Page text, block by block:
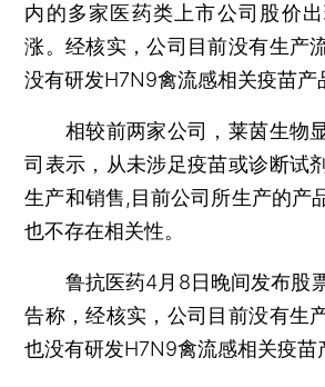
内的多家医药类上市公司股价
涨。经核实，公司目前没有生产
没有研发H7N9禽流感相关疫苗产
相较前两家公司，莱茵生物
司表示，从未涉足疫苗或诊断试
生产和销售,目前公司所生产的产
也不存在相关性。
鲁抗医药4月8日晚间发布股
告称，经核实，公司目前没有生
也没有研发H7N9禽流感相关疫苗